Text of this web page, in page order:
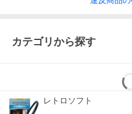
カテゴリから探す
レトロソフト